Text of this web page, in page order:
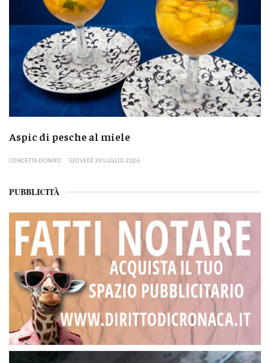
Aspic di pesche al miele
CONCETTA DONATO GIOVEDÌ 30 LUGLIO 2026
PUBBLICITÀ